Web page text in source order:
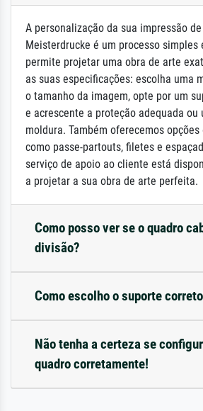
A personalização da sua impressão
Meisterdrucke é um processo
permite projetar uma obra de arte
as suas especificações: escolha uma
o tamanho da imagem, opte por um
e acrescente a proteção adequada ou
moldura. Também oferecemos
como passe-partouts, filetes e
serviço de apoio ao cliente está
a projetar a sua obra de arte perfeita.
Como posso ver se o quadro
divisão?
Como escolho o suporte
Não tenha a certeza se
quadro corretamente!